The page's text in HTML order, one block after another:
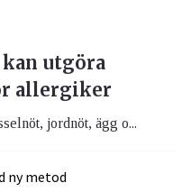
utgöra
allergiker
jordnöt, ägg o...